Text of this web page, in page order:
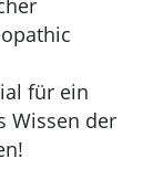
für ein
Wissen der